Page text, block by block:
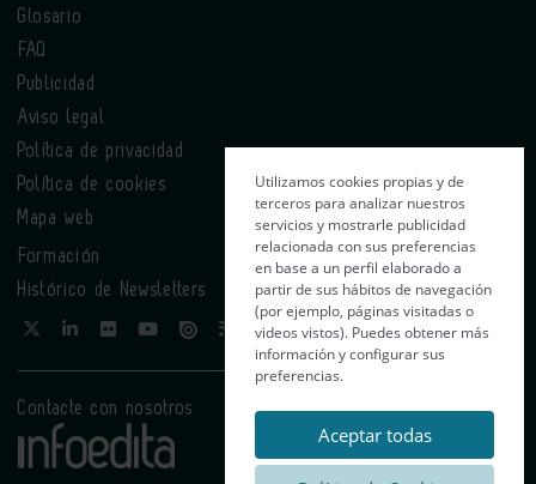
Glosario
FAQ
Publicidad
Aviso legal
Política de privacidad
Política de cookies
Mapa web
Formación
Histórico de Newsletters
Contacte con nosotros
Utilizamos cookies propias y de
terceros para analizar nuestros
servicios y mostrarle publicidad
relacionada con sus preferencias
en base a un perfil elaborado a
partir de sus hábitos de navegación
(por ejemplo, páginas visitadas o
videos vistos). Puedes obtener más
información y configurar sus
preferencias.
Aceptar todas